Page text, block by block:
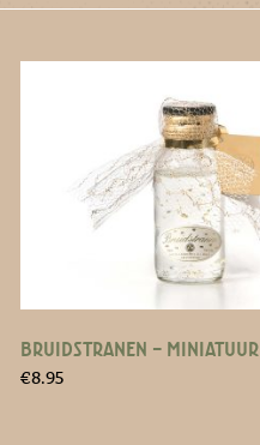
BRUIDSTRANEN – MINIATUUR
€8.95